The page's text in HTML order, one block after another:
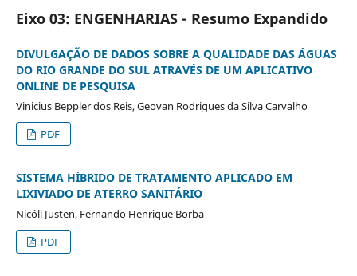
Eixo 03: ENGENHARIAS - Resumo Expandido
DIVULGAÇÃO DE DADOS SOBRE A QUALIDADE DAS ÁGUAS
DO RIO GRANDE DO SUL ATRAVÉS DE UM APLICATIVO
ONLINE DE PESQUISA
Vinicius Beppler dos Reis, Geovan Rodrigues da Silva Carvalho
PDF
SISTEMA HÍBRIDO DE TRATAMENTO APLICADO EM
LIXIVIADO DE ATERRO SANITÁRIO
Nicóli Justen, Fernando Henrique Borba
PDF